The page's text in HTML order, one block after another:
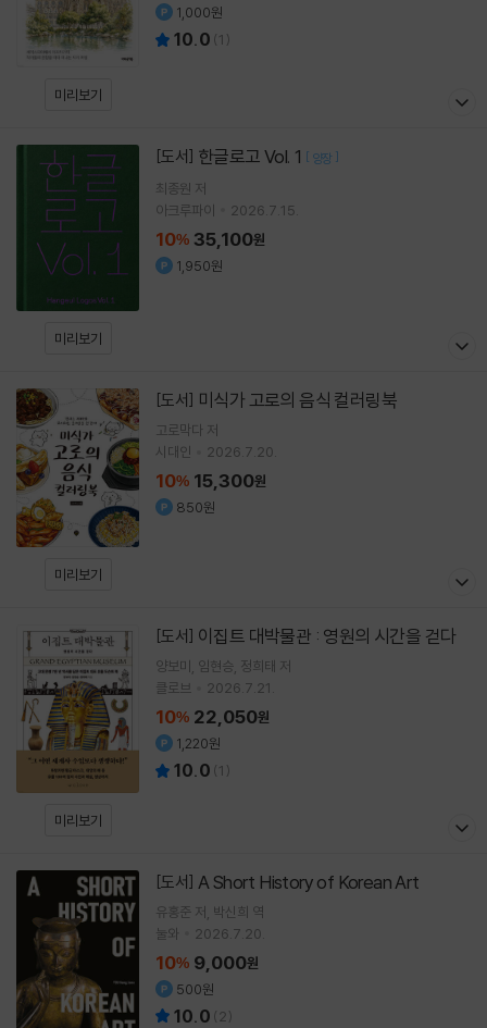
미리보기
1,000원
10.0 (1 )
미리보기
[도서] 한글로고 Vol. 1 [ 양장 ]
최종원 저
아크루파이
2026.7.15.
10% 35,100원
1,950원
미리보기
[도서] 미식가 고로의 음식 컬러링북
고로막다 저
시대인
2026.7.20.
10% 15,300원
850원
미리보기
[도서] 이집트 대박물관 : 영원의 시간을 걷다
양보미 임현승 정희태 저
클로브
2026.7.21.
10% 22,050원
1,220원
10.0 (1 )
[도서] A Short History of Korean Art
유홍준 저 박신희 역
눌와
2026.7.20.
10% 9,000원
500원
10.0 ( 2)